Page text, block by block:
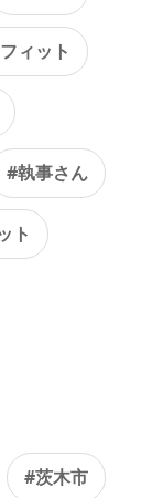
ィット
#執事さん
ト
#茨木市